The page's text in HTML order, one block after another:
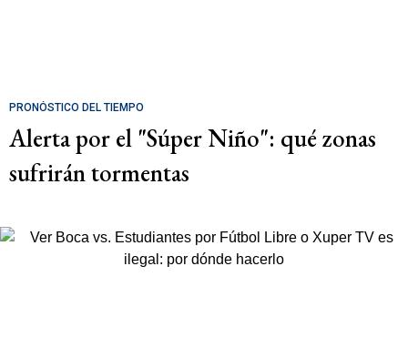
PRONÓSTICO DEL TIEMPO
Alerta por el "Súper Niño": qué zonas
sufrirán tormentas